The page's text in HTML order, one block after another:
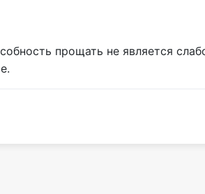
прощать не является